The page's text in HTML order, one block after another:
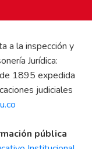
a la inspección y
Jurídica:
1895 expedida
judiciales
pública